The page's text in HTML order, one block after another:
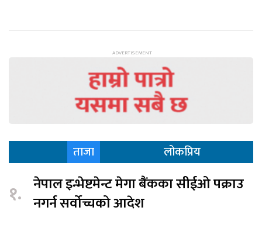
ताजा लोकप्रिय
१. नेपाल इन्भेष्टमेन्ट मेगा बैंकका सीईओ पक्राउ
नगर्न सर्वोच्चको आदेश